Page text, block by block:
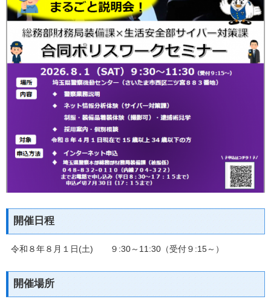
開催日程
令和８年８月１日(土) ９:30～11:30（受付９:15～）
開催場所